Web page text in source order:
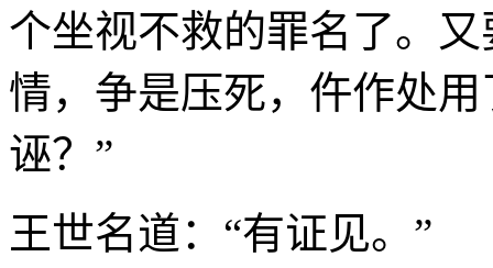
个坐视不救的罪名了。
情，争是压死，仵作处
诬？”
王世名道：“有证见。”